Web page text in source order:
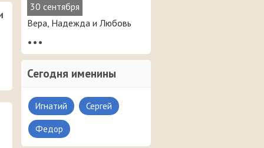
30 сентября
Вера, Надежда и Любовь
•••
Сегодня именины
Игнатий Сергей
Федор